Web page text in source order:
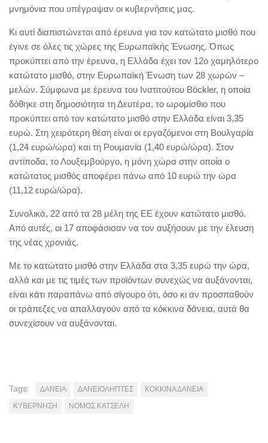
μνημόνια που υπέγραψαν οι κυβερνήσεις μας.
Κι αυτί διαπιστώνεται από έρευνα για τον κατώτατο μισθό που
έγινε σε όλες τις χώρες της Ευρωπαϊκής Ένωσης. Όπως
προκύπτει από την έρευνα, η Ελλάδα έχει τον 12ο χαμηλότερο
κατώτατο μισθό, στην Ευρωπαϊκή Ένωση των 28 χωρών –
μελών. Σύμφωνα με έρευνα του Ινστιτούτου Böckler, η οποία
δόθηκε στη δημοσιότητα τη Δευτέρα, το ωρομίσθιο που
προκύπτει από τον κατώτατο μισθό στην Ελλάδα είναι 3,35
ευρώ. Στη χειρότερη θέση είναι οι εργαζόμενοι στη Βουλγαρία
(1,24 ευρώ/ώρα) και τη Ρουμανία (1,40 ευρώ/ώρα). Στον
αντίποδα, το Λουξεμβούργο, η μόνη χώρα στην οποία ο
κατώτατος μισθός αποφέρει πάνω από 10 ευρώ την ώρα
(11,12 ευρώ/ώρα).
Συνολικά, 22 από τα 28 μέλη της ΕΕ έχουν κατώτατο μισθό.
Από αυτές, οι 17 αποφάσισαν να τον αυξήσουν με την έλευση
της νέας χρονιάς.
Με το κατώτατο μισθό στην Ελλάδα στα 3,35 ευρώ την ώρα,
αλλά και με τις τιμές των προϊόντων συνεχώς να αυξάνονται,
είναι κάτι παραπάνω από σίγουρο ότι, όσο κι αν προσπαθούν
οι τράπεζες να απαλλαγούν από τα κόκκινα δάνεια, αυτά θα
συνεχίσουν να αυξάνονται.
Tags: ΔΑΝΕΙΑ ΔΑΝΕΙΟΛΗΠΤΕΣ
ΚΟΚΚΙΝΑ ΔΑΝΕΙΑ
ΚΥΒΕΡΝΗΣΗ
ΝΟΜΟΣ ΚΑΤΣΕΛΗ